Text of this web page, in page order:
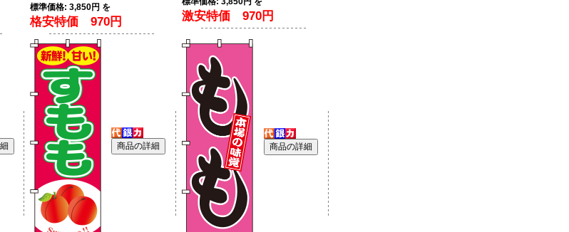
標準価格: 3,850円 を
格安特価 970円 激安特価 970円